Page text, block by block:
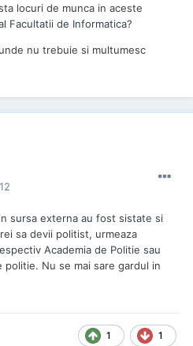
locuri de munca in aceste
Facultatii de Informatica?
nu trebuie si multumesc
sursa externa au fost sistate si
sa devii politist, urmeaza
Academia de Politie sau
Nu se mai sare gardul in
1 1